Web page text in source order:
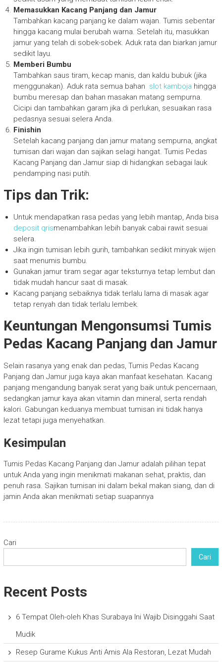
Memasukkan Kacang Panjang dan Jamur
Tambahkan kacang panjang ke dalam wajan. Tumis sebentar
hingga kacang mulai berubah warna. Setelah itu, masukkan
jamur yang telah di sobek-sobek. Aduk rata dan biarkan jamur
sedikit layu.
Memberi Bumbu
Tambahkan saus tiram, kecap manis, dan kaldu bubuk (jika
menggunakan). Aduk rata semua bahan slot kamboja hingga
bumbu meresap dan bahan masakan matang sempurna.
Cicipi dan tambahkan garam jika di perlukan, sesuaikan rasa
pedasnya sesuai selera Anda.
Finishin
Setelah kacang panjang dan jamur matang sempurna, angkat
tumisan dari wajan dan sajikan selagi hangat. Tumis Pedas
Kacang Panjang dan Jamur siap di hidangkan sebagai lauk
pendamping nasi putih.
Tips dan Trik:
Untuk mendapatkan rasa pedas yang lebih mantap, Anda bisa
deposit qrismenambahkan lebih banyak cabai rawit sesuai
selera.
Jika ingin tumisan lebih gurih, tambahkan sedikit minyak wijen
saat menumis bumbu.
Gunakan jamur tiram segar agar teksturnya tetap lembut dan
tidak mudah hancur saat di masak.
Kacang panjang sebaiknya tidak terlalu lama di masak agar
tetap renyah dan tidak terlalu lembek.
Keuntungan Mengonsumsi Tumis
Pedas Kacang Panjang dan Jamur
Selain rasanya yang enak dan pedas, Tumis Pedas Kacang
Panjang dan Jamur juga kaya akan manfaat kesehatan. Kacang
panjang mengandung banyak serat yang baik untuk pencernaan,
sedangkan jamur kaya akan vitamin dan mineral, serta rendah
kalori. Gabungan keduanya membuat tumisan ini tidak hanya
lezat tetapi juga menyehatkan.
Kesimpulan
Tumis Pedas Kacang Panjang dan Jamur adalah pilihan tepat
untuk Anda yang ingin menikmati makanan sehat, praktis, dan
penuh rasa. Sajikan tumisan ini dalam bekal makan siang, dan di
jamin Anda akan menikmati setiap suapannya
Cari
Cari
Recent Posts
6 Tempat Oleh-oleh Khas Surabaya Ini Wajib Disinggahi Saat
Mudik
Resep Gurame Kukus Anti Amis Ala Restoran, Lezat Mudah